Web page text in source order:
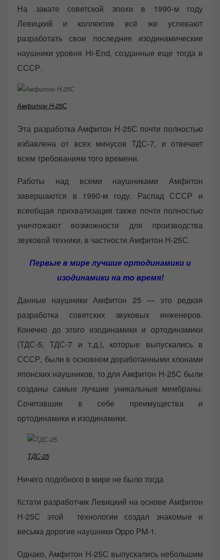
На закате советской эпохи в 1990-м году
Левицкий и коллектив всё же успевают
разработать свои последние изодинамические
наушники уровня Hi-End, созданные еще тогда в
СССР.
Амфитон Н-25С
Эта разработка Амфитон Н-25С почти полностью
избавлена от всех минусов ТДС-7, и отвечает
всем требованиям того времени.
Работы над всеми наушниками Амфитон
завершаются в 1990-м году. Распад СССР и
всеобщая прихватизация также почти полностью
уничтожают возможности для производства
звуковой техники, в частности Амфитон Н-25С.
Первые в мире лучшие ортодинамики и
изодинамики на то время!
Данные наушники Амфитон 25 — это редкая
разработка советских звуковых инженеров.
Конечно до этого изодинамики и ортодинамики
(ТДС-5, ТДС-7 и т.д.), которые выпускались в
СССР, были в основном доработанными клонами
японских наушников, то для Амфитон Н-25С были
созданы самые лучшие уникальные мембраны.
Сочетавшие в себе преимущества и
ортодинамики и изодинамики.
ТДС-25
Ничего подобного в мире не было тогда
Кстати разработчик Левицкий на основе Амфитон
Н-25С этой технологии создал знакомые и
весьма дорогие наушники Oppo PM-1.
Однако, Амфитон Н-25С выпускались небольшим